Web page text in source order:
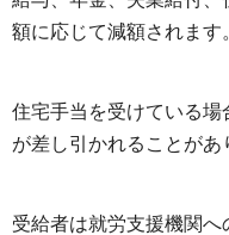
額に応じて減額されます
住宅手当を受けている
が差し引かれることがあ
受給者は就労支援機関